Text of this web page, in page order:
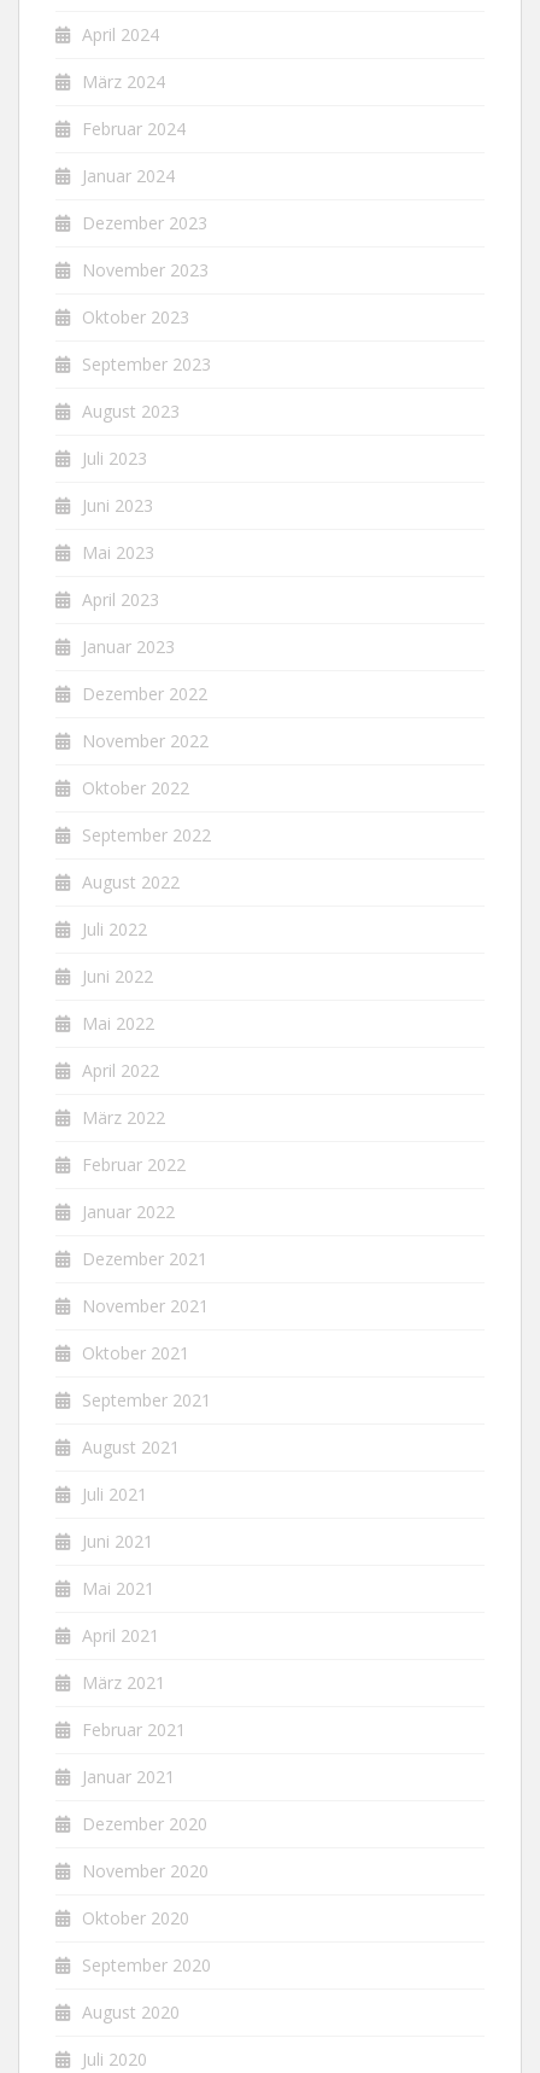
April 2024
März 2024
Februar 2024
Januar 2024
Dezember 2023
November 2023
Oktober 2023
September 2023
August 2023
Juli 2023
Juni 2023
Mai 2023
April 2023
Januar 2023
Dezember 2022
November 2022
Oktober 2022
September 2022
August 2022
Juli 2022
Juni 2022
Mai 2022
April 2022
März 2022
Februar 2022
Januar 2022
Dezember 2021
November 2021
Oktober 2021
September 2021
August 2021
Juli 2021
Juni 2021
Mai 2021
April 2021
März 2021
Februar 2021
Januar 2021
Dezember 2020
November 2020
Oktober 2020
September 2020
August 2020
Juli 2020